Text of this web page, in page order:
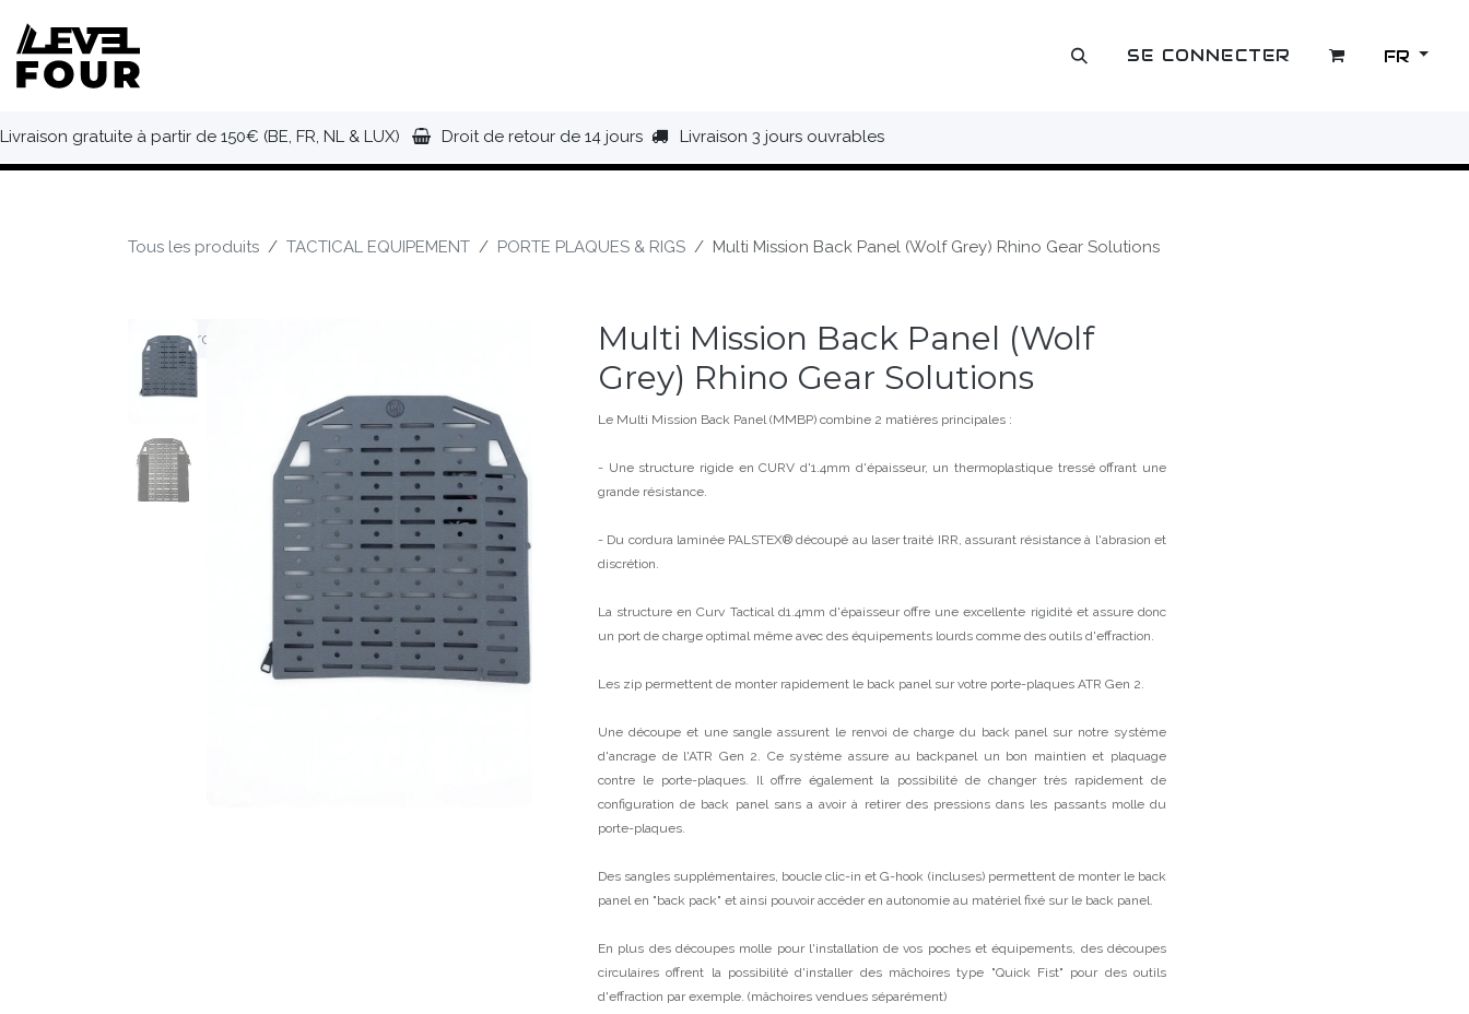
OUTLET SE CONNECTER FR
Livraison gratuite à partir de 150€ (BE, FR, NL & LUX) Droit de retour de 14 jours Livraison 3 jours ouvrables
Tous les produits TACTICAL EQUIPEMENT PORTE PLAQUES & RIGS Multi Mission Back Panel (Wolf Grey) Rhino Gear Solutions
Multi Mission Back Panel (Wolf
Grey) Rhino Gear Solutions
Le Multi Mission Back Panel (MMBP) combine 2 matières principales :
- Une structure rigide en CURV d'1.4mm d'épaisseur, un thermoplastique tressé offrant une
grande résistance.
- Du cordura laminée PALSTEX® découpé au laser traité IRR, assurant résistance à l'abrasion et
discrétion.
La structure en Curv Tactical d1.4mm d'épaisseur offre une excellente rigidité et assure donc
un port de charge optimal même avec des équipements lourds comme des outils d'effraction.
Les zip permettent de monter rapidement le back panel sur votre porte-plaques ATR Gen 2.
Une découpe et une sangle assurent le renvoi de charge du back panel sur notre système
d'ancrage de l'ATR Gen 2. Ce système assure au backpanel un bon maintien et plaquage
contre le porte-plaques. Il offrre également la possibilité de changer très rapidement de
configuration de back panel sans a avoir à retirer des pressions dans les passants molle du
porte-plaques.
Des sangles supplémentaires, boucle clic-in et G-hook (incluses) permettent de monter le back
panel en "back pack" et ainsi pouvoir accéder en autonomie au matériel fixé sur le back panel.
En plus des découpes molle pour l'installation de vos poches et équipements, des découpes
circulaires offrent la possibilité d'installer des mâchoires type "Quick Fist" pour des outils
d'effraction par exemple. (mâchoires vendues séparément)